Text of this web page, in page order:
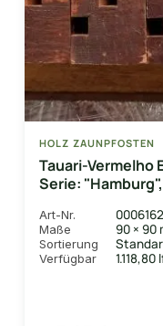
HOLZ ZAUNPFOSTEN
Tauari-Vermelho
Serie:
Art-Nr.
Maße 90 × 90
Sortierung
Verfügbar 1.118,80